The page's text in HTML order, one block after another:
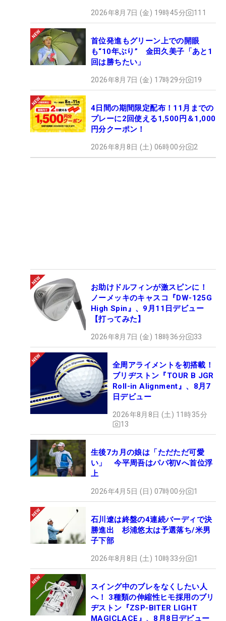
2026年8月7日 (金) 19時45分 111
首位発進もグリーン上での開眼
も“10年ぶり” 金田久美子「あと1
回は勝ちたい」
2026年8月7日 (金) 17時29分 19
4日間の期間限定配布！11月までの
プレーに2回使える1,500円＆1,000
円分クーポン！
2026年8月8日 (土) 06時00分 2
お助けドルフィンが激スピンに！
ノーメッキのキャスコ『DW-125G
High Spin』、9月11日デビュー
【打ってみた】
2026年8月7日 (金) 18時36分 33
全周アライメントを初搭載！
ブリヂストン『TOUR B JGR
Roll-in Alignment』、8月7
日デビュー
2026年8月8日 (土) 11時35分
13
生後7カ月の娘は「ただただ可愛
い」 今平周吾はパパ初Vへ首位浮
上
2026年4月5日 (日) 07時00分 1
石川遼は終盤の4連続バーディで決
勝進出 杉浦悠太は予選落ち/米男
子下部
2026年8月8日 (土) 10時33分 1
スイング中のブレをなくしたい人
へ！ 3種類の伸縮性ヒモ採用のブリ
ヂストン『ZSP-BITER LIGHT
MAGICLACE』、8月8日デビュー